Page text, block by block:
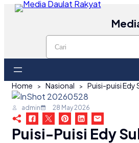
Home Nasional Puisi-puisi Edy
admin 28 May 2026
Puisi-Puisi Edy